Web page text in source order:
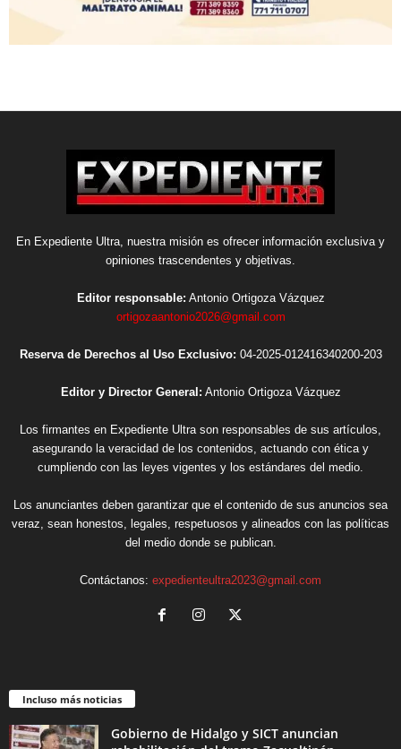
En Expediente Ultra, nuestra misión es ofrecer información exclusiva y
opiniones trascendentes y objetivas.
Editor responsable: Antonio Ortigoza Vázquez
ortigozaantonio2026@gmail.com
Reserva de Derechos al Uso Exclusivo: 04-2025-012416340200-203
Editor y Director General: Antonio Ortigoza Vázquez
Los firmantes en Expediente Ultra son responsables de sus artículos,
asegurando la veracidad de los contenidos, actuando con ética y
cumpliendo con las leyes vigentes y los estándares del medio.
Los anunciantes deben garantizar que el contenido de sus anuncios sea
veraz, sean honestos, legales, respetuosos y alineados con las políticas
del medio donde se publican.
Contáctanos: expedienteultra2023@gmail.com
Incluso más noticias
Gobierno de Hidalgo y SICT anuncian